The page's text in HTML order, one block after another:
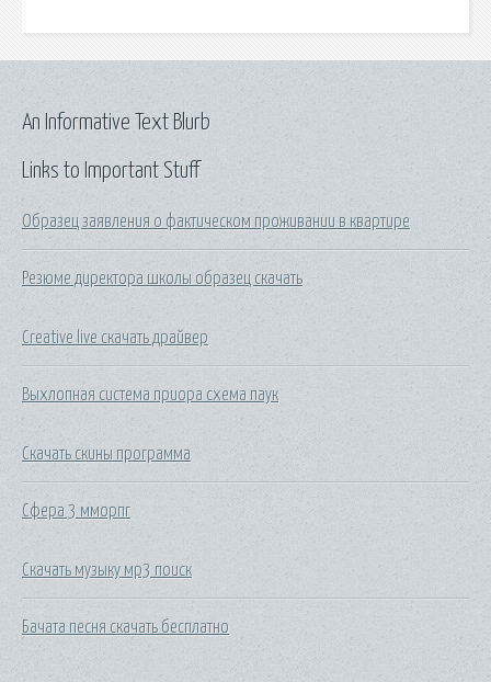
Links to Important Stuff
Образец заявления о фактическом проживании в квартире
Резюме директора школы образец скачать
Creative live скачать драйвер
Выхлопная система приора схема паук
Скачать скины программа
Сфера 3 мморпг
Скачать музыку мр3 поиск
Бачата песня скачать бесплатно
An Informative Text Blurb